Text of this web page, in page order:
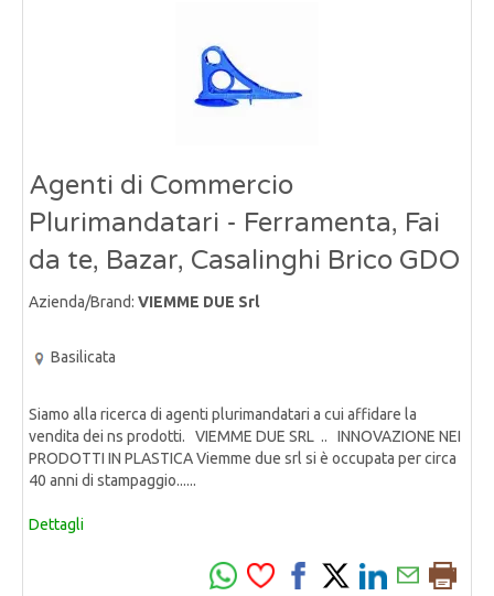
Agenti di Commercio
Plurimandatari - Ferramenta, Fai
da te, Bazar, Casalinghi Brico GDO
Azienda/Brand: VIEMME DUE Srl
Basilicata
Siamo alla ricerca di agenti plurimandatari a cui affidare la
vendita dei ns prodotti. VIEMME DUE SRL .. INNOVAZIONE NEI
PRODOTTI IN PLASTICA Viemme due srl si è occupata per circa
40 anni di stampaggio......
Dettagli